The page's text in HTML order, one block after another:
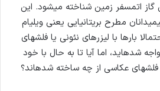
گاز اتمسفر زمین شناخته می­شود. این
توسط شیمیدانان مطرح بریتانیایی یعنی ویلیام
بارها با لیزرهای نئونی یا فلش­های
شده­اید، اما آیا تا به حال با خود
فلش­های عکاسی از چه ساخته شده­اند؟